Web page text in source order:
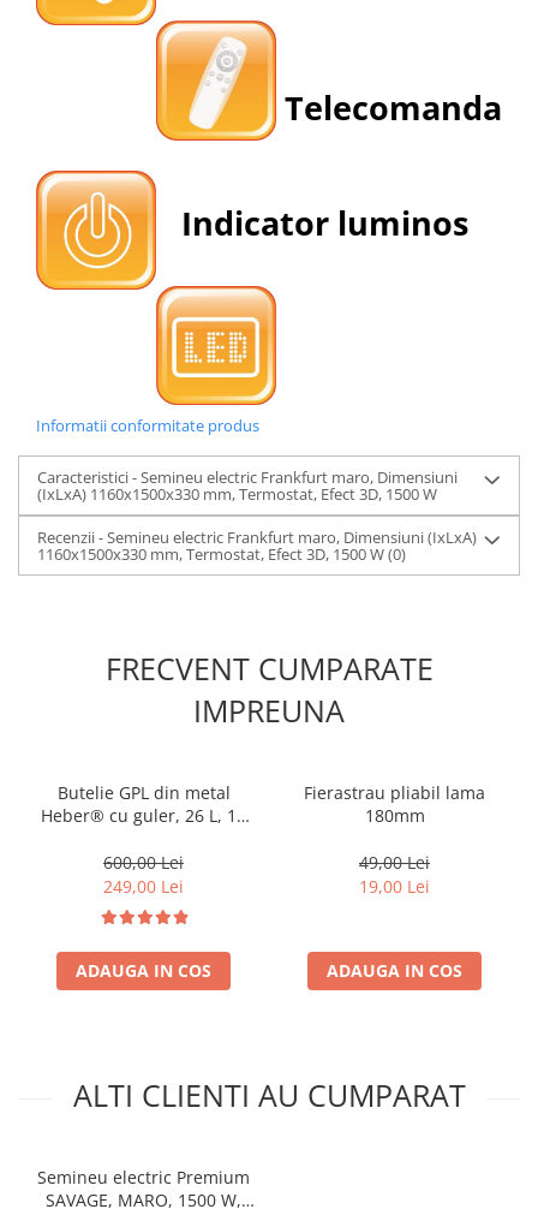
Telecomanda
Indicator luminos
Informatii conformitate produs
Caracteristici - Semineu electric Frankfurt maro, Dimensiuni
(IxLxA) 1160x1500x330 mm, Termostat, Efect 3D, 1500 W
Recenzii - Semineu electric Frankfurt maro, Dimensiuni (IxLxA)
1160x1500x330 mm, Termostat, Efect 3D, 1500 W(0)
FRECVENT CUMPARATE
IMPREUNA
Butelie GPL din metal
Heber® cu guler, 26 L, 11
cu gaz
600,00 Lei
249,00 Lei
ADAUGA IN COS
Fierastrau pliabil lama
180mm
49,00 Lei
19,00 Lei
ADAUGA IN COS
ALTI CLIENTI AU CUMPARAT
Semineu electric Premium
SAVAGE, MARO, 1500 W,